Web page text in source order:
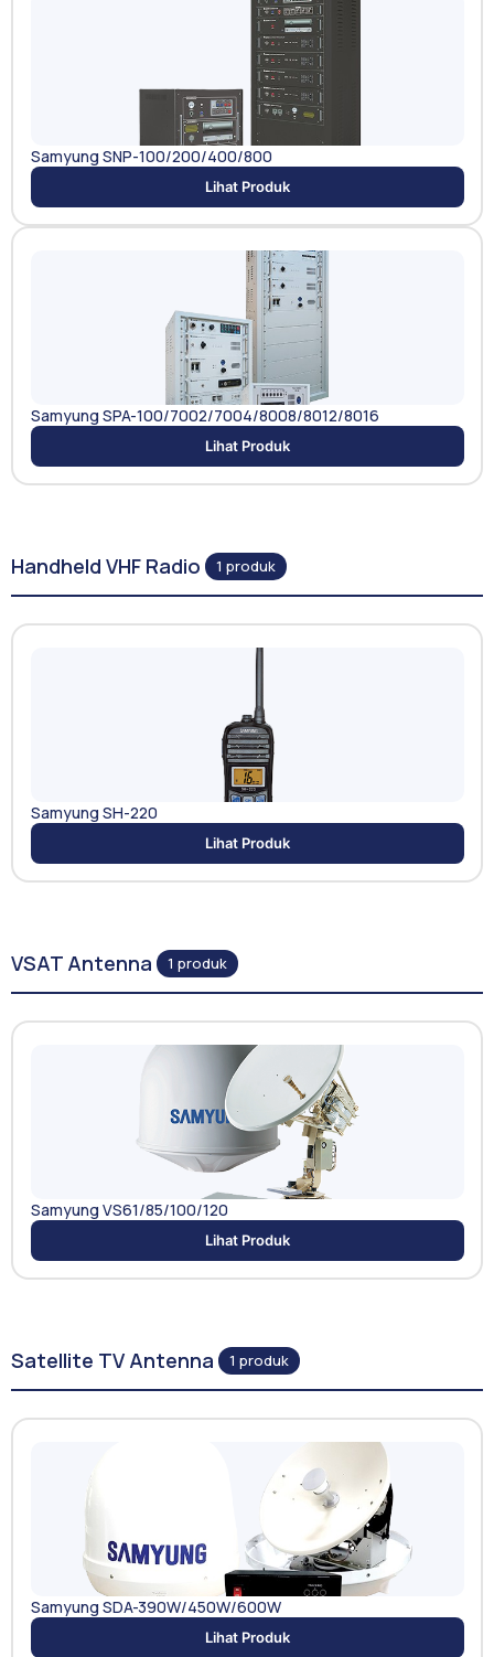
Samyung SNP-100/200/400/800
Lihat Produk
Samyung SPA-100/7002/7004/8008/8012/8016
Lihat Produk
Handheld VHF Radio 1 produk
Samyung SH-220
Lihat Produk
VSAT Antenna 1 produk
Samyung VS61/85/100/120
Lihat Produk
Satellite TV Antenna 1 produk
Samyung SDA-390W/450W/600W
Lihat Produk